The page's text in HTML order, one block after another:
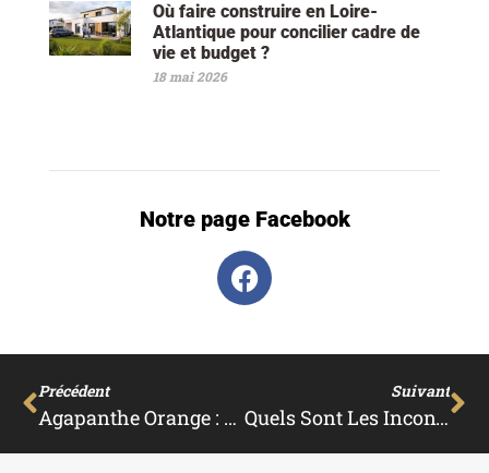
Où faire construire en Loire-
Atlantique pour concilier cadre de
vie et budget ?
18 mai 2026
Notre page Facebook
Précédent
Agapanthe Orange : Plantation, Culture Et Entretien
Suivant
Quels Sont Les Inconvénients De La Paulownia ?